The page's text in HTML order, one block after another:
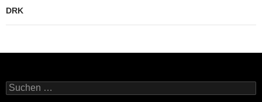
DRK
Suchen
nach: